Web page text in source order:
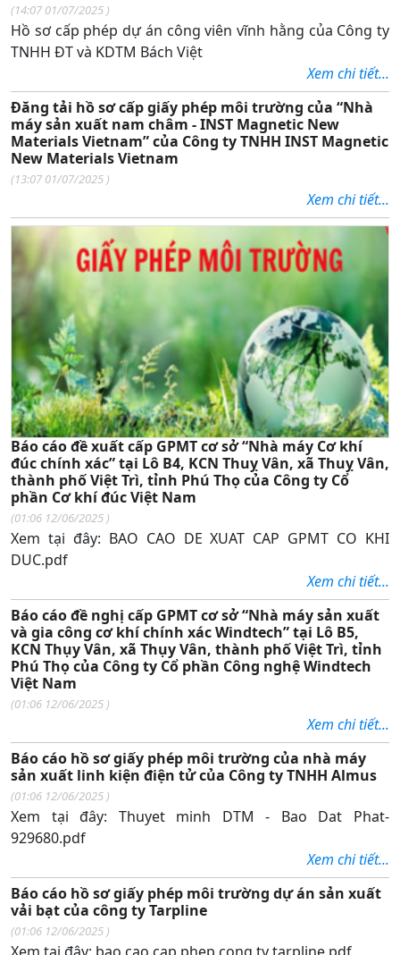
(14:07 01/07/2025 )
Hồ sơ cấp phép dự án công viên vĩnh hằng của Công ty
TNHH ĐT và KDTM Bách Việt
Xem chi tiết...
Đăng tải hồ sơ cấp giấy phép môi trường của “Nhà
máy sản xuất nam châm - INST Magnetic New
Materials Vietnam” của Công ty TNHH INST Magnetic
New Materials Vietnam
(13:07 01/07/2025 )
Xem chi tiết...
Báo cáo đề xuất cấp GPMT cơ sở “Nhà máy Cơ khí
đúc chính xác” tại Lô B4, KCN Thuỵ Vân, xã Thuỵ Vân,
thành phố Việt Trì, tỉnh Phú Thọ của Công ty Cổ
phần Cơ khí đúc Việt Nam
(01:06 12/06/2025 )
Xem tại đây: BAO CAO DE XUAT CAP GPMT CO KHI
DUC.pdf
Xem chi tiết...
Báo cáo đề nghị cấp GPMT cơ sở “Nhà máy sản xuất
và gia công cơ khí chính xác Windtech” tại Lô B5,
KCN Thụy Vân, xã Thụy Vân, thành phố Việt Trì, tỉnh
Phú Thọ của Công ty Cổ phần Công nghệ Windtech
Việt Nam
(01:06 12/06/2025 )
Xem chi tiết...
Báo cáo hồ sơ giấy phép môi trường của nhà máy
sản xuất linh kiện điện tử của Công ty TNHH Almus
(01:06 12/06/2025 )
Xem tại đây: Thuyet minh DTM - Bao Dat Phat-
929680.pdf
Xem chi tiết...
Báo cáo hồ sơ giấy phép môi trường dự án sản xuất
vải bạt của công ty Tarpline
(01:06 12/06/2025 )